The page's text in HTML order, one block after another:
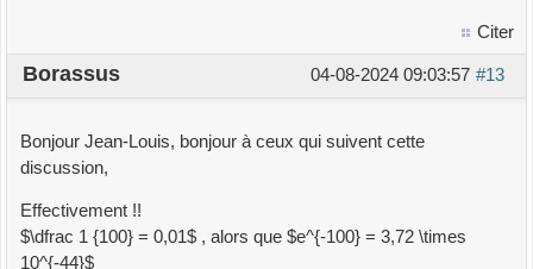
Citer
#13
04-08-2024 09:03:57
Borassus
Bonjour Jean-Louis, bonjour à ceux qui suivent cette
discussion,
Effectivement !!
$\dfrac 1 {100} = 0,01$ , alors que $e^{-100} = 3,72 \times
10^{-44}$